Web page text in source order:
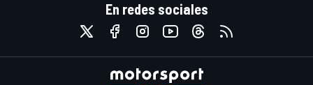
En redes sociales